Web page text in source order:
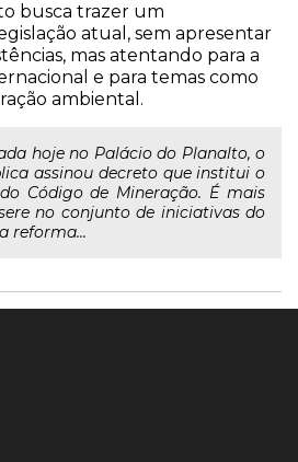
busca trazer um
atual, sem apresentar
mas atentando para a
e para temas como
ambiental.
hoje no Palácio do Planalto, o
assinou decreto que institui o
Código de Mineração. É mais
no conjunto de iniciativas do
reforma...